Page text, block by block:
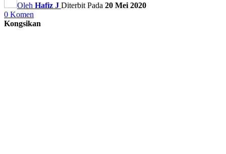
Oleh Hafiz J Diterbit Pada 20 Mei 2020
0 Komen
Kongsikan